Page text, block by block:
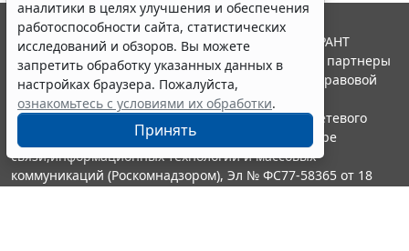
аналитики в целях улучшения и обеспечения
работоспособности сайта, статистических
исследований и обзоров. Вы можете
запретить обработку указанных данных в
настройках браузера. Пожалуйста,
ознакомьтесь с условиями их обработки.
Принять
© ООО "НПП "ГАРАНТ-СЕРВИС", 2026. Система ГАРАНТ
выпускается с 1990 года. Компания "Гарант" и ее партнеры
являются участниками Российской ассоциации правовой
информации ГАРАНТ.
Портал ГАРАНТ.РУ зарегистрирован в качестве сетевого
издания Федеральной службой по надзору в сфере
связи,информационных технологий и массовых
коммуникаций (Роскомнадзором), Эл № ФС77-58365 от 18